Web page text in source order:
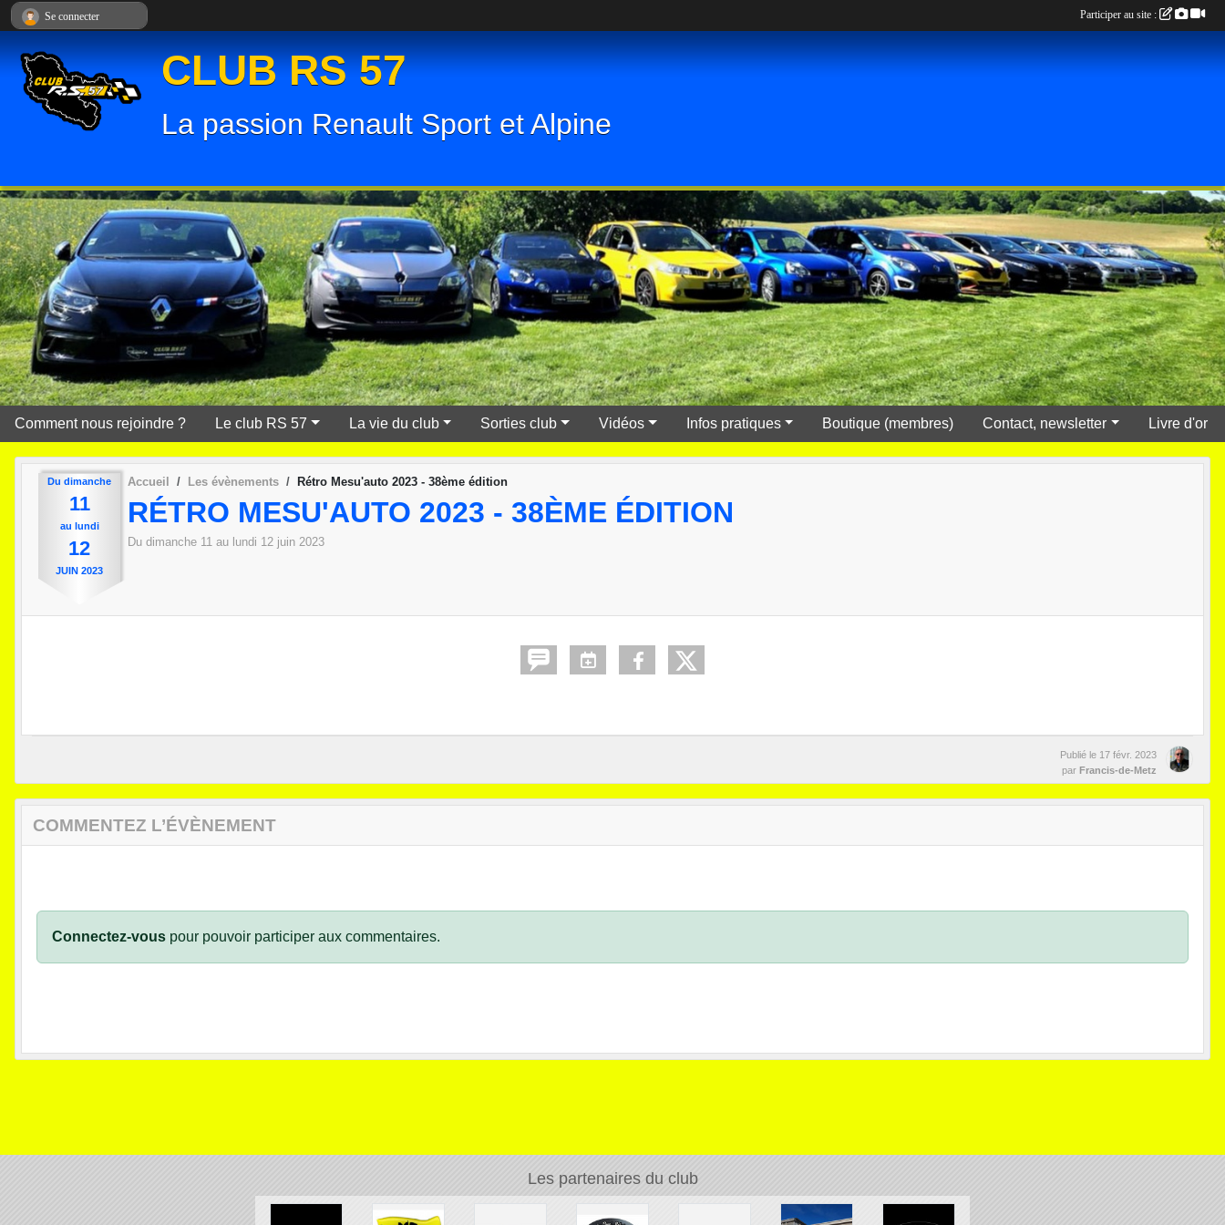
CLUB RS 57
La passion Renault Sport et Alpine
Comment nous rejoindre ? Le club RS 57 La vie du club Sorties club Vidéos Infos pratiques Boutique (membres) Contact, newsletter Livre d'or
Du dimanche
11
au lundi
12
JUIN 2023
Accueil Les évènements Rétro Mesu'auto 2023 - 38ème édition
RÉTRO MESU'AUTO 2023 - 38ÈME ÉDITION
Du dimanche 11 au lundi 12 juin 2023
Publié le 17 févr. 2023
par Francis-de-Metz
COMMENTEZ L’ÉVÈNEMENT
Connectez-vous pour pouvoir participer aux commentaires.
Les partenaires du club
Se connecter Participer au site :
Panneau de gestion des cookies